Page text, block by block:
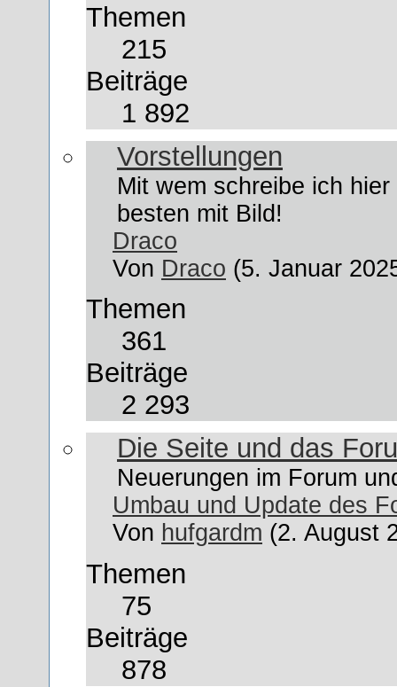
Themen
215
Beiträge
1 892
Vorstellungen
Mit wem schreibe ich
besten mit Bild!
Draco
Von Draco (5. Januar
Themen
361
Beiträge
2 293
Die Seite und das
Neuerungen im Forum
Umbau und Update des
Von hufgardm (2. August
Themen
75
Beiträge
878